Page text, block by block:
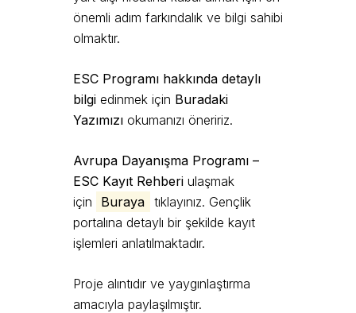
önemli adım farkındalık ve bilgi sahibi
olmaktır.
ESC Programı hakkında detaylı
bilgi edinmek için Buradaki
Yazımızı okumanızı öneririz.
Avrupa Dayanışma Programı –
ESC Kayıt Rehberi ulaşmak
için
Buraya tıklayınız. Gençlik
portalına detaylı bir şekilde kayıt
işlemleri anlatılmaktadır.
Proje alıntıdır ve yaygınlaştırma
amacıyla paylaşılmıştır.